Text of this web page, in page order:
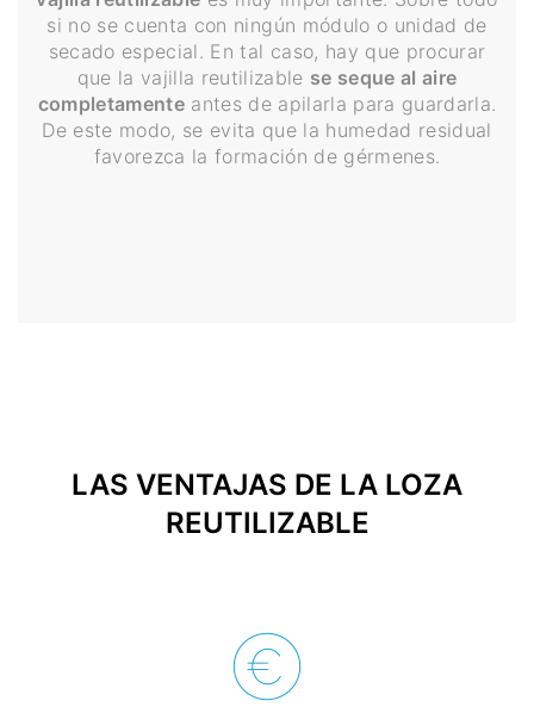
si no se cuenta con ningún módulo o unidad de
secado especial. En tal caso, hay que procurar
que la vajilla reutilizable se seque al aire
completamenteantes de apilarla para guardarla.
De este modo, se evita que la humedad residual
favorezca la formación de gérmenes.
LAS VENTAJAS DE LA LOZA
REUTILIZABLE